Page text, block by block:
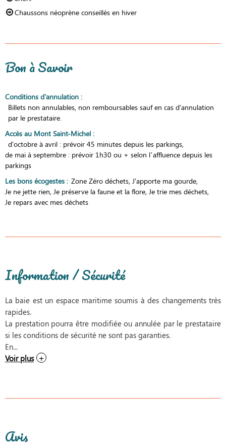
Chaussons néoprène conseillés en hiver
Bon à Savoir
Conditions d'annulation :
Billets non annulables, non remboursables sauf en cas d'annulation
par le prestataire.
Accès au Mont Saint-Michel :
d'octobre à avril : prévoir 45 minutes depuis les parkings
de mai à septembre : prévoir 1h30 ou + selon l’affluence depuis les
parkings
Les bons écogestes : Zone Zéro déchets J'apporte ma gourde
Je ne jette rien Je préserve la faune et la flore Je trie mes déchets
Je repars avec mes déchets
Information / Sécurité
La baie est un espace maritime soumis à des changements très
rapides.
La prestation pourra être modifiée ou annulée par le prestataire
si les conditions de sécurité ne sont pas garanties.
En...
Voir plus
Avis